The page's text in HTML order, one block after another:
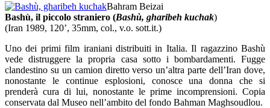
Bahram Beizai
Bashù, il piccolo straniero (Bashù, gharibeh kuchak)
(Iran 1989, 120’, 35mm, col., v.o. sott.it.)
Uno dei primi film iraniani distribuiti in Italia. Il ragazzino Bashù
vede distruggere la propria casa sotto i bombardamenti. Fugge
clandestino su un camion diretto verso un’altra parte dell’Iran dove,
nonostante le continue esplosioni, conosce una donna che si
prenderà cura di lui, nonostante le prime incomprensioni. Copia
conservata dal Museo nell’ambito del fondo Bahman Maghsoudlou.